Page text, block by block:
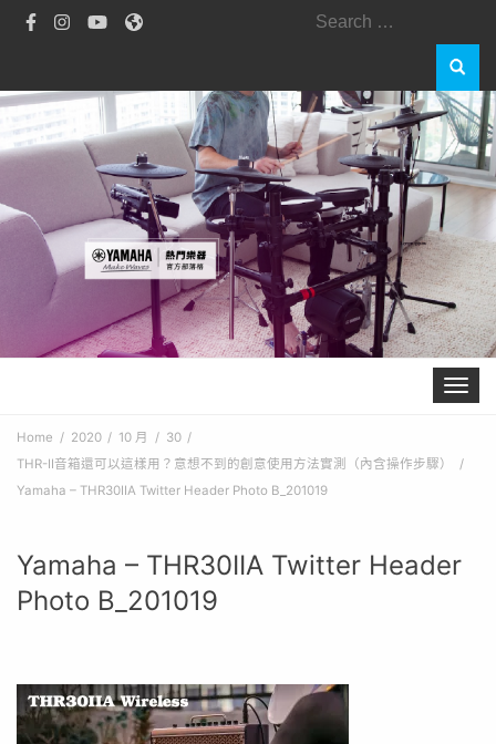
Search
Toggle
Home 2020 10 月
30
THR-II音箱還可以這樣用？意想不到的創意使用方法實測（內含操作步驟）
Yamaha – THR30IIA Twitter Header Photo B_201019
Yamaha – THR30IIA Twitter Header
Photo B_201019